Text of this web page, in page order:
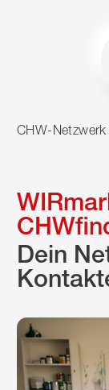
Zum
CHW-Netzwerk
Dein